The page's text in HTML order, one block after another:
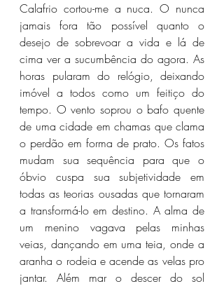
Calafrio cortou-me a nuca. O nunca
jamais fora tão possível quanto o
desejo de sobrevoar a vida e lá de
cima ver a sucumbência do agora. As
horas pularam do relógio, deixando
imóvel a todos como um feitiço do
tempo. O vento soprou o bafo quente
de uma cidade em chamas que clama
o perdão em forma de prato. Os fatos
mudam sua sequência para que o
óbvio cuspa sua subjetividade em
todas as teorias ousadas que tornaram
a transformá-lo em destino. A alma de
um menino vagava pelas minhas
veias, dançando em uma teia, onde a
aranha o rodeia e acende as velas pro
jantar. Além mar o descer do sol